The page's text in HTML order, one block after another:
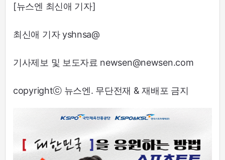
[뉴스엔 최신애 기자]
최신애 기자 yshnsa@
기사제보 및 보도자료 newsen@newsen.com
copyrightⓒ 뉴스엔. 무단전재 & 재배포 금지